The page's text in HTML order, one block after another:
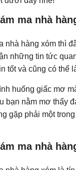
ma nhà
nhà hàng xóm thì
những tin tức
tốt và cũng có thể
huống giấc mơ
bạn nằm mơ thấy
gặp phải một
ma nhà